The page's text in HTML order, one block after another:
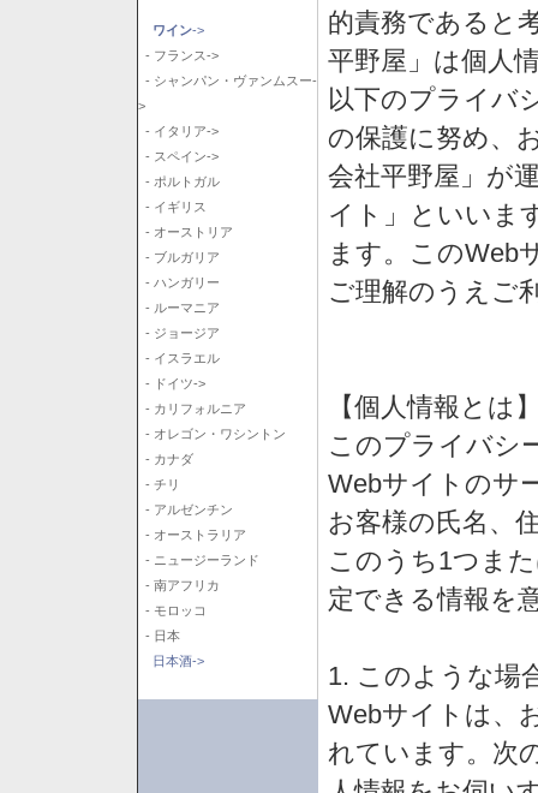
ワイン->
- フランス->
- シャンパン・ヴァンムスー-
>
- イタリア->
- スペイン->
- ポルトガル
- イギリス
- オーストリア
- ブルガリア
- ハンガリー
- ルーマニア
- ジョージア
- イスラエル
- ドイツ->
- カリフォルニア
- オレゴン・ワシントン
- カナダ
- チリ
- アルゼンチン
- オーストラリア
- ニュージーランド
- 南アフリカ
- モロッコ
- 日本
日本酒->
的責務であると
平野屋」は個人
以下のプライバ
の保護に努め、
会社平野屋」が
イト」といいま
ます。このWeb
ご理解のうえご
【個人情報とは
このプライバシ
Webサイトのサ
お客様の氏名、
このうち1つま
定できる情報を
1. このような場
Webサイトは、
れています。次